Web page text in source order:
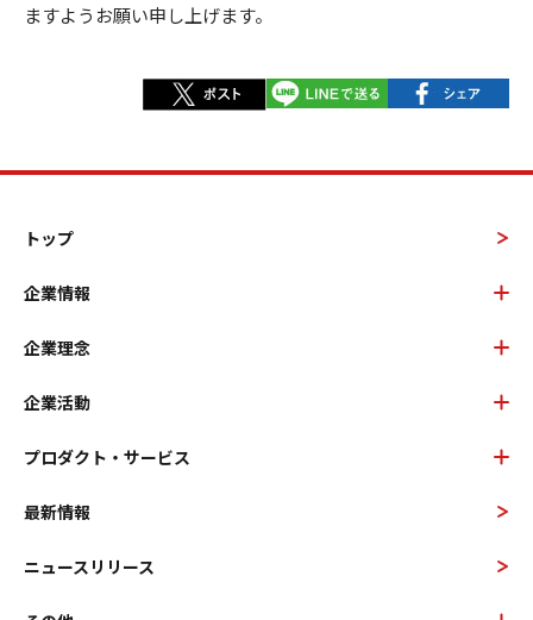
ますようお願い申し上げます。
トップ
企業情報
企業理念
企業活動
プロダクト・サービス
最新情報
ニュースリリース